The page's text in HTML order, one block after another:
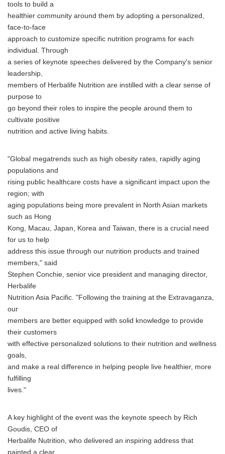
tools to build a
healthier community around them by adopting a personalized,
face-to-face
approach to customize specific nutrition programs for each
individual. Through
a series of keynote speeches delivered by the Company's senior
leadership,
members of Herbalife Nutrition are instilled with a clear sense of
purpose to
go beyond their roles to inspire the people around them to
cultivate positive
nutrition and active living habits.
"Global megatrends such as high obesity rates, rapidly aging
populations and
rising public healthcare costs have a significant impact upon the
region; with
aging populations being more prevalent in North Asian markets
such as Hong
Kong, Macau, Japan, Korea and Taiwan, there is a crucial need
for us to help
address this issue through our nutrition products and trained
members," said
Stephen Conchie, senior vice president and managing director,
Herbalife
Nutrition Asia Pacific. "Following the training at the Extravaganza,
our
members are better equipped with solid knowledge to provide
their customers
with effective personalized solutions to their nutrition and wellness
goals,
and make a real difference in helping people live healthier, more
fulfilling
lives."
A key highlight of the event was the keynote speech by Rich
Goudis, CEO of
Herbalife Nutrition, who delivered an inspiring address that
painted a clear